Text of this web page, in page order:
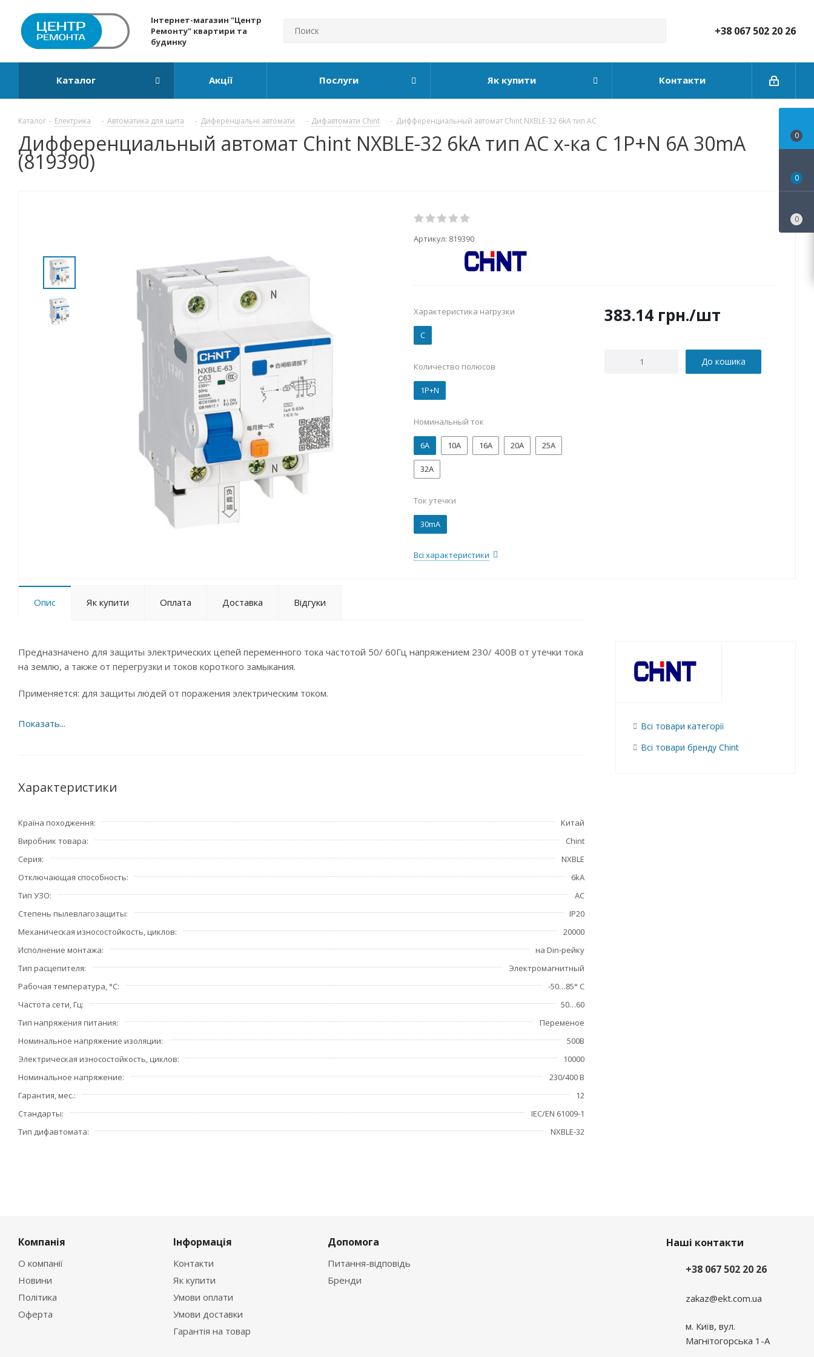
Інтернет-магазин "Центр
Ремонту" квартири та
будинку
+38 067 502 20 26
Каталог Акції Послуги Як купити Контакти
Каталог - Електрика - Автоматика для щита - Диференціальні автомати - Дифавтомати Chint - Дифференциальный автомат Chint NXBLE-32 6kA тип АС
Дифференциальный автомат Chint NXBLE-32 6kA тип АС х-ка C 1P+N 6А 30mA
(819390)
Артикул: 819390
Характеристика нагрузки
C
Количество полюсов
1P+N
Номинальный ток
6А 10А 16А 20А 25А
32А
Ток утечки
30mA
Всі характеристики
383.14 грн./шт
До кошика
Опис Як купити Оплата Доставка Відгуки
Предназначено для защиты электрических цепей переменного тока частотой 50/ 60Гц напряжением 230/ 400В от утечки тока
на землю, а также от перегрузки и токов короткого замыкания.
Применяется: для защиты людей от поражения электрическим током.
Характеристики
Країна походження
Китай
Виробник товара
Chint
Серия
NXBLE
Отключающая способность
6kA
Тип УЗО
АС
Степень пылевлагозащиты
IP20
Механическая износостойкость, циклов
20000
Исполнение монтажа
на Din-рейку
Тип расцепителя
Электромагнитный
Рабочая температура, °С
-50…85° С
Частота сети, Гц
50…60
Тип напряжения питания
Переменое
Номинальное напряжение изоляции
500В
Электрическая износостойкость, циклов
10000
Номинальное напряжение
230/400 В
Гарантия, мес.
12
Стандарты
IEC/EN 61009-1
Тип дифавтомата
NXBLE-32
Всі товари категорії
Всі товари бренду Chint
Компанія
О компанії
Новини
Політика
Оферта
Інформація
Контакти
Як купити
Умови оплати
Умови доставки
Гарантія на товар
Допомога
Питання-відповідь
Бренди
Наші контакти
+38 067 502 20 26
zakaz@ekt.com.ua
м. Київ, вул.
Магнітогорська 1-А
0
0
0